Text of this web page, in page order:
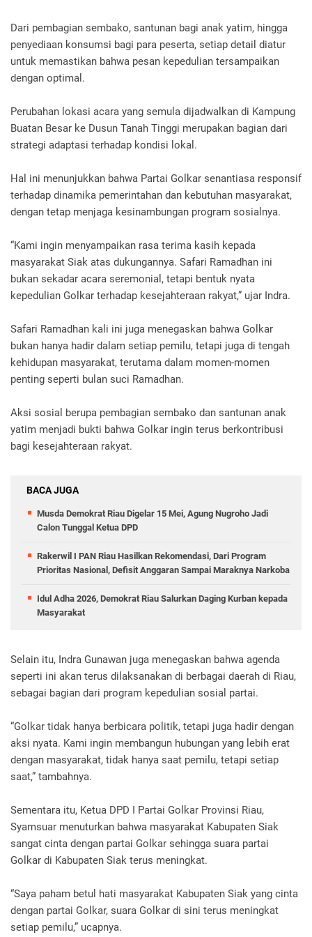
Dari pembagian sembako, santunan bagi anak yatim, hingga
penyediaan konsumsi bagi para peserta, setiap detail diatur
untuk memastikan bahwa pesan kepedulian tersampaikan
dengan optimal.
Perubahan lokasi acara yang semula dijadwalkan di Kampung
Buatan Besar ke Dusun Tanah Tinggi merupakan bagian dari
strategi adaptasi terhadap kondisi lokal.
Hal ini menunjukkan bahwa Partai Golkar senantiasa responsif
terhadap dinamika pemerintahan dan kebutuhan masyarakat,
dengan tetap menjaga kesinambungan program sosialnya.
“Kami ingin menyampaikan rasa terima kasih kepada
masyarakat Siak atas dukungannya. Safari Ramadhan ini
bukan sekadar acara seremonial, tetapi bentuk nyata
kepedulian Golkar terhadap kesejahteraan rakyat,” ujar Indra.
Safari Ramadhan kali ini juga menegaskan bahwa Golkar
bukan hanya hadir dalam setiap pemilu, tetapi juga di tengah
kehidupan masyarakat, terutama dalam momen-momen
penting seperti bulan suci Ramadhan.
Aksi sosial berupa pembagian sembako dan santunan anak
yatim menjadi bukti bahwa Golkar ingin terus berkontribusi
bagi kesejahteraan rakyat.
BACA JUGA
Musda Demokrat Riau Digelar 15 Mei, Agung Nugroho Jadi
Calon Tunggal Ketua DPD
Rakerwil I PAN Riau Hasilkan Rekomendasi, Dari Program
Prioritas Nasional, Defisit Anggaran Sampai Maraknya Narkoba
Idul Adha 2026, Demokrat Riau Salurkan Daging Kurban kepada
Masyarakat
Selain itu, Indra Gunawan juga menegaskan bahwa agenda
seperti ini akan terus dilaksanakan di berbagai daerah di Riau,
sebagai bagian dari program kepedulian sosial partai.
“Golkar tidak hanya berbicara politik, tetapi juga hadir dengan
aksi nyata. Kami ingin membangun hubungan yang lebih erat
dengan masyarakat, tidak hanya saat pemilu, tetapi setiap
saat,” tambahnya.
Sementara itu, Ketua DPD I Partai Golkar Provinsi Riau,
Syamsuar menuturkan bahwa masyarakat Kabupaten Siak
sangat cinta dengan partai Golkar sehingga suara partai
Golkar di Kabupaten Siak terus meningkat.
“Saya paham betul hati masyarakat Kabupaten Siak yang cinta
dengan partai Golkar, suara Golkar di sini terus meningkat
setiap pemilu,” ucapnya.